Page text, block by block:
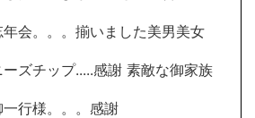
会。。。揃いました美男美女
ズチップ.....感謝 素敵な御家族
行様。。。感謝